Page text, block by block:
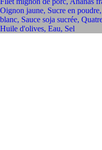
Oignon jaune, Sucre en poudre,
blanc, Sauce soja sucrée,
Huile d'olives, Eau, Sel